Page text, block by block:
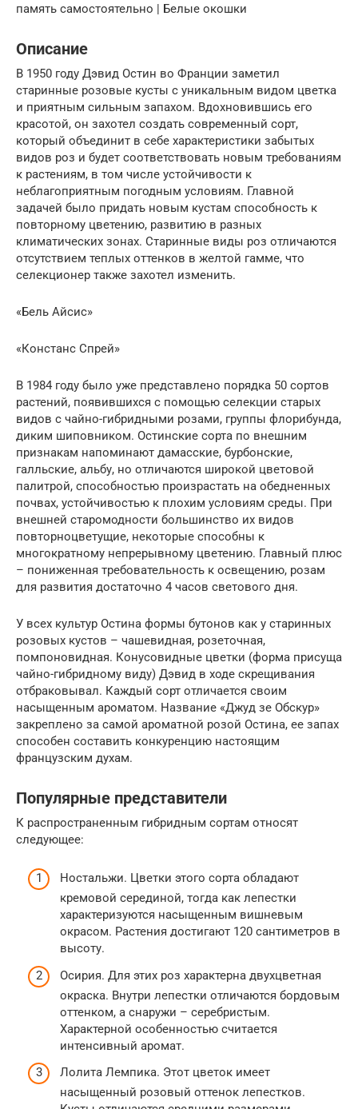
память самостоятельно | Белые окошки
Описание
В 1950 году Дэвид Остин во Франции заметил
старинные розовые кусты с уникальным видом цветка
и приятным сильным запахом. Вдохновившись его
красотой, он захотел создать современный сорт,
который объединит в себе характеристики забытых
видов роз и будет соответствовать новым требованиям
к растениям, в том числе устойчивости к
неблагоприятным погодным условиям. Главной
задачей было придать новым кустам способность к
повторному цветению, развитию в разных
климатических зонах. Старинные виды роз отличаются
отсутствием теплых оттенков в желтой гамме, что
селекционер также захотел изменить.
«Бель Айсис»
«Констанс Спрей»
В 1984 году было уже представлено порядка 50 сортов
растений, появившихся с помощью селекции старых
видов с чайно-гибридными розами, группы флорибунда,
диким шиповником. Остинские сорта по внешним
признакам напоминают дамасские, бурбонские,
галльские, альбу, но отличаются широкой цветовой
палитрой, способностью произрастать на обедненных
почвах, устойчивостью к плохим условиям среды. При
внешней старомодности большинство их видов
повторноцветущие, некоторые способны к
многократному непрерывному цветению. Главный плюс
– пониженная требовательность к освещению, розам
для развития достаточно 4 часов светового дня.
У всех культур Остина формы бутонов как у старинных
розовых кустов – чашевидная, розеточная,
помпоновидная. Конусовидные цветки (форма присуща
чайно-гибридному виду) Дэвид в ходе скрещивания
отбраковывал. Каждый сорт отличается своим
насыщенным ароматом. Название «Джуд зе Обскур»
закреплено за самой ароматной розой Остина, ее запах
способен составить конкуренцию настоящим
французским духам.
Популярные представители
К распространенным гибридным сортам относят
следующее:
Ностальжи. Цветки этого сорта обладают
кремовой серединой, тогда как лепестки
характеризуются насыщенным вишневым
окрасом. Растения достигают 120 сантиметров в
высоту.
Осирия. Для этих роз характерна двухцветная
окраска. Внутри лепестки отличаются бордовым
оттенком, а снаружи – серебристым.
Характерной особенностью считается
интенсивный аромат.
Лолита Лемпика. Этот цветок имеет
насыщенный розовый оттенок лепестков.